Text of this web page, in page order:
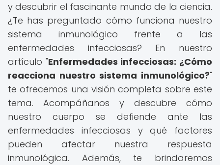
y descubrir el fascinante mundo de la ciencia.
¿Te has preguntado cómo funciona nuestro
sistema inmunológico frente a las
enfermedades infecciosas? En nuestro
artículo "Enfermedades infecciosas: ¿Cómo
reacciona nuestro sistema inmunológico?"
te ofrecemos una visión completa sobre este
tema. Acompáñanos y descubre cómo
nuestro cuerpo se defiende ante las
enfermedades infecciosas y qué factores
pueden afectar nuestra respuesta
inmunológica. Además, te brindaremos